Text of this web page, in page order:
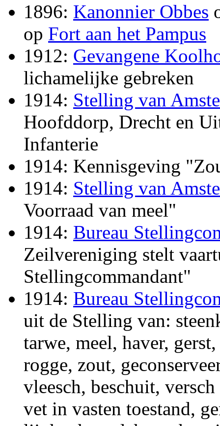
1896: Kanonnier Obbes
op Fort aan het Pampus
1912: Gevangene
lichamelijke gebreken
1914: Stelling van
Hoofddorp, Drecht en
Infanterie
1914: Kennisgeving
1914: Stelling van
Voorraad van meel"
1914: Bureau
Zeilvereniging stelt
Stellingcommandant"
1914: Bureau
uit de Stelling van:
tarwe, meel, haver,
rogge, zout,
vleesch, beschuit,
vet in vasten toestand,